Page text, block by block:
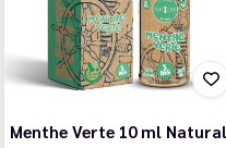
Menthe Verte 10 ml Natural